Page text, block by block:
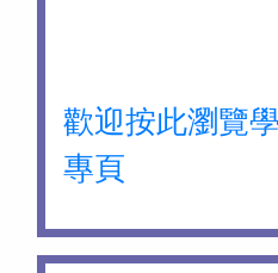
歡迎按此瀏覽
專頁